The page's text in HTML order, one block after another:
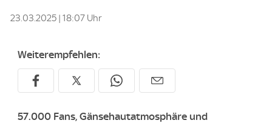
23.03.2025 | 18:07 Uhr
Weiterempfehlen:
57.000 Fans, Gänsehautatmosphäre und